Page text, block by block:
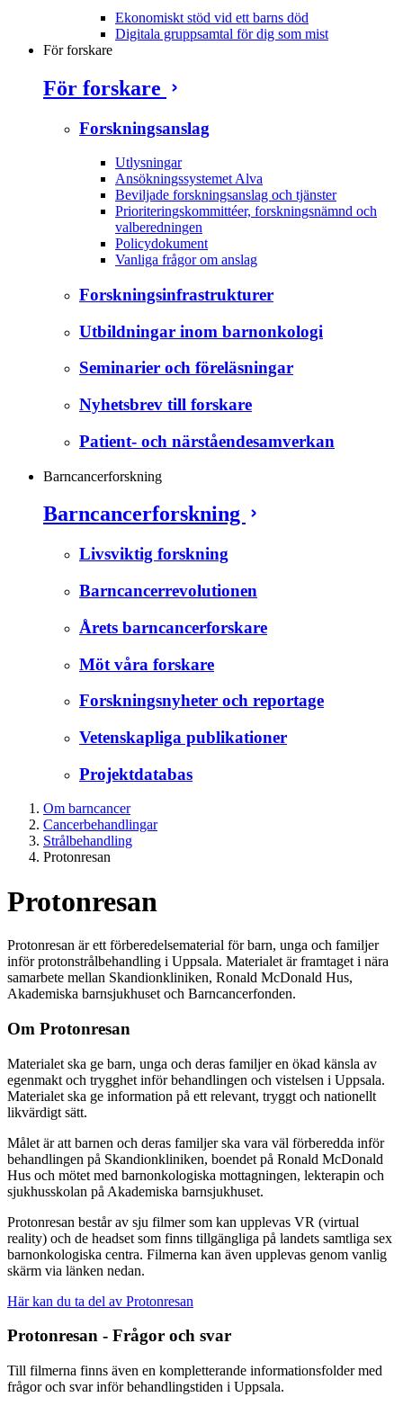
Ekonomiskt stöd vid ett barns död
Digitala gruppsamtal för dig som mist
För forskare
För forskare
Forskningsanslag
Utlysningar
Ansökningssystemet Alva
Beviljade forskningsanslag och tjänster
Prioriteringskommittéer, forskningsnämnd och
valberedningen
Policydokument
Vanliga frågor om anslag
Forskningsinfrastrukturer
Utbildningar inom barnonkologi
Seminarier och föreläsningar
Nyhetsbrev till forskare
Patient- och närståendesamverkan
Barncancerforskning
Barncancerforskning
Livsviktig forskning
Barncancerrevolutionen
Årets barncancerforskare
Möt våra forskare
Forskningsnyheter och reportage
Vetenskapliga publikationer
Projektdatabas
Om barncancer
Cancerbehandlingar
Strålbehandling
Protonresan
Protonresan
Protonresan är ett förberedelsematerial för barn, unga och familjer
inför protonstrålbehandling i Uppsala. Materialet är framtaget i nära
samarbete mellan Skandionkliniken, Ronald McDonald Hus,
Akademiska barnsjukhuset och Barncancerfonden.
Om Protonresan
Materialet ska ge barn, unga och deras familjer en ökad känsla av
egenmakt och trygghet inför behandlingen och vistelsen i Uppsala.
Materialet ska ge information på ett relevant, tryggt och nationellt
likvärdigt sätt.
Målet är att barnen och deras familjer ska vara väl förberedda inför
behandlingen på Skandionkliniken, boendet på Ronald McDonald
Hus och mötet med barnonkologiska mottagningen, lekterapin och
sjukhusskolan på Akademiska barnsjukhuset.
Protonresan består av sju filmer som kan upplevas VR (virtual
reality) och de headset som finns tillgängliga på landets samtliga sex
barnonkologiska centra. Filmerna kan även upplevas genom vanlig
skärm via länken nedan.
Här kan du ta del av Protonresan
Protonresan - Frågor och svar
Till filmerna finns även en kompletterande informationsfolder med
frågor och svar inför behandlingstiden i Uppsala.